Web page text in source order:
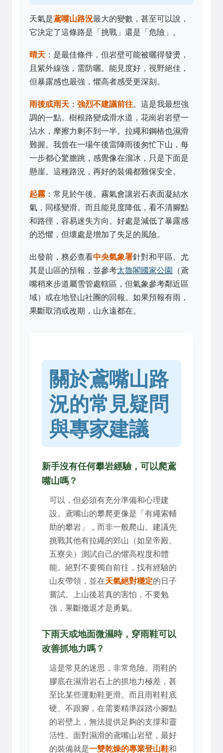
天氣是鳶嘴山路況最大的變數，甚至可以說，
它決定了這條路是「挑戰」還是「危險」。
晴天 ：是最佳條件，但岩壁可能被曬得發燙，
且紫外線強，需防曬。能見度好，視野絕佳，
但暴露感也最強，懼高者感受更深刻。
雨後或雨天 ： 強烈不建議前往。這是我最想強
調的一點。樹根路變成滑水道，花崗岩岩壁一
沾水，摩擦力剩不到一半。拉繩和鋼樁也濕滑
難握。我曾在一場午後雷陣雨後匆忙下山，每
一步都心驚膽跳，感覺像在溜冰，只是下面是
懸崖。這種路況，再好的裝備都難保安全。
起霧 ：常見於午後。霧氣會讓岩石表面凝結水
氣，同樣變滑。而且能見度降低，看不清腳點
和路徑，容易迷失方向。好處是減低了暴露感
的恐懼，但壞處是增加了失足的風險。
出發前，務必查看中央氣象署針對和平區、尤
其是山區的預報，並參考太魯閣國家公園
（鳶
嘴稍來步道屬雪管處轄區，但氣象參考鄰近區
域）或在地登山社團的回報。如果預報有雨，
果斷取消或改期，山永遠都在。
關於鳶嘴山路
況的常見疑問
與專家建議
新手沒有任何攀岩經驗，可以爬鳶
嘴山嗎？
可以，但必須有充分準備和心理建
設。鳶嘴山的攀爬更像是「有繩索輔
助的攀岩」，而非一般爬山。建議先
挑戰其他有拉繩的郊山（如皇帝殿、
五寮尖）測試自己的懼高程度和體
能。絕對不要獨自前往，找有經驗的
山友帶領，並在天氣絕對穩定的日子
嘗試。上山後若真的害怕，不要勉
強，果斷撤退才是勇氣。
下雨天或地面微濕時，穿雨鞋可以
改善抓地力嗎？
這是常見的迷思，非常危險。雨鞋的
膠底在濕滑岩石上的抓地力極差，甚
至比某些運動鞋更滑。而且雨鞋鞋底
硬、不跟腳，在需要精準踩踏小腳點
的岩壁上，無法提供足夠的支撐和靈
活性。面對濕滑的鳶嘴山岩壁，最好
的裝備就是一雙乾燥的專業登山鞋和